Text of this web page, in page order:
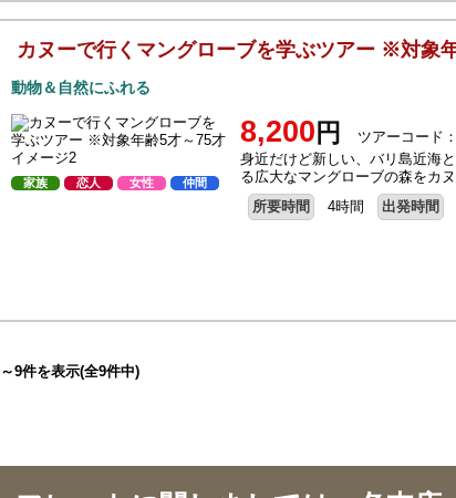
カヌーで行くマングローブを学ぶツアー ※対象
動物＆自然にふれる
家族 恋人 女性 仲間
8,200 円
ツアーコード
身近だけど新しい、バリ島近海
る広大なマングローブの森をカ
所要時間
4時間 出発時間
9件を表示(全9件中)